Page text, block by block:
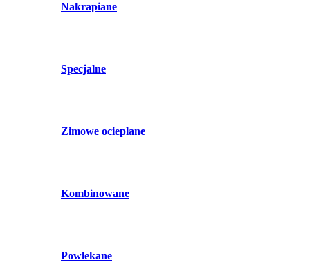
Nakrapiane
Specjalne
Zimowe ocieplane
Kombinowane
Powlekane